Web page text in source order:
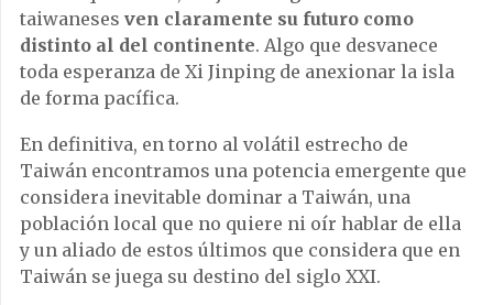
taiwaneses ven claramente su futuro como
distinto al del continente. Algo que desvanece
toda esperanza de Xi Jinping de anexionar la isla
de forma pacífica.
En definitiva, en torno al volátil estrecho de
Taiwán encontramos una potencia emergente que
considera inevitable dominar a Taiwán, una
población local que no quiere ni oír hablar de ella
y un aliado de estos últimos que considera que en
Taiwán se juega su destino del siglo XXI.